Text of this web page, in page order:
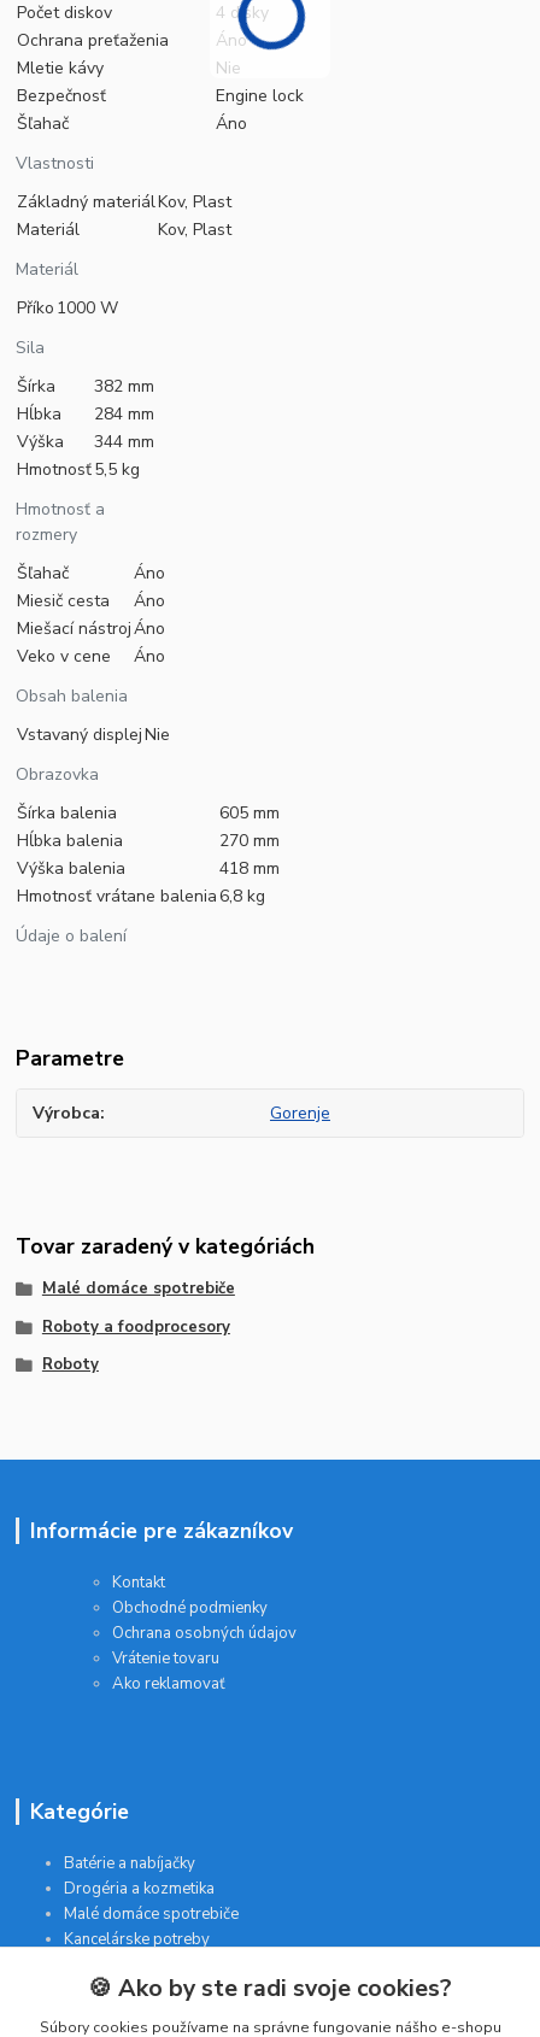
Vlastnosti
Počet diskov
4 disky
Ochrana preťaženia
Áno
Mletie kávy
Nie
Bezpečnosť
Engine lock
Šľahač
Áno
Materiál
Základný materiálKov, Plast
Materiál
Kov, Plast
Sila
Příko 1000 W
Hmotnosť a
rozmery
Šírka
382 mm
Hĺbka
284 mm
Výška
344 mm
Hmotnosť5,5 kg
Obsah balenia
Šľahač
Áno
Miesič cesta
Áno
Miešací nástrojÁno
Veko v cene
Áno
Obrazovka
Vstavaný displejNie
Údaje o balení
Šírka balenia
605 mm
Hĺbka balenia
270 mm
Výška balenia
418 mm
Hmotnosť vrátane balenia6,8 kg
Parametre
Výrobca Gorenje
Tovar zaradený v kategóriách
Malé domáce spotrebiče
Roboty a foodprocesory
Roboty
Informácie pre zákazníkov
Kontakt
Obchodné podmienky
Ochrana osobných údajov
Vrátenie tovaru
Ako reklamovať
Kategórie
Batérie a nabíjačky
Drogéria a kozmetika
Malé domáce spotrebiče
Kancelárske potreby
Kontakt
🍪 Ako by ste radi svoje cookies?
Súbory cookies používame na správne fungovanie nášho e-shopu